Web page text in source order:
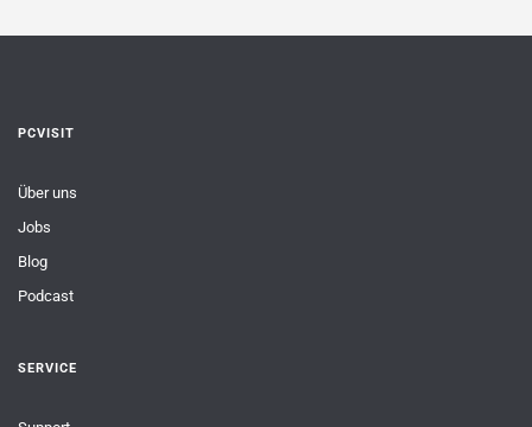
PCVISIT
Über uns
Jobs
Blog
Podcast
SERVICE